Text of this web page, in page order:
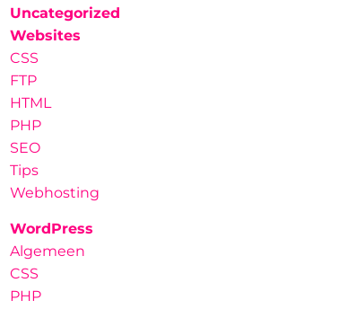
Uncategorized
Websites
CSS
FTP
HTML
PHP
SEO
Tips
Webhosting
WordPress
Algemeen
CSS
PHP